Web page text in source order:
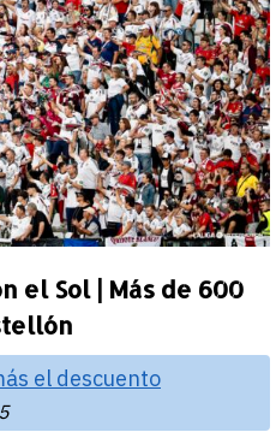
el Sol | Más de 600
el descuento